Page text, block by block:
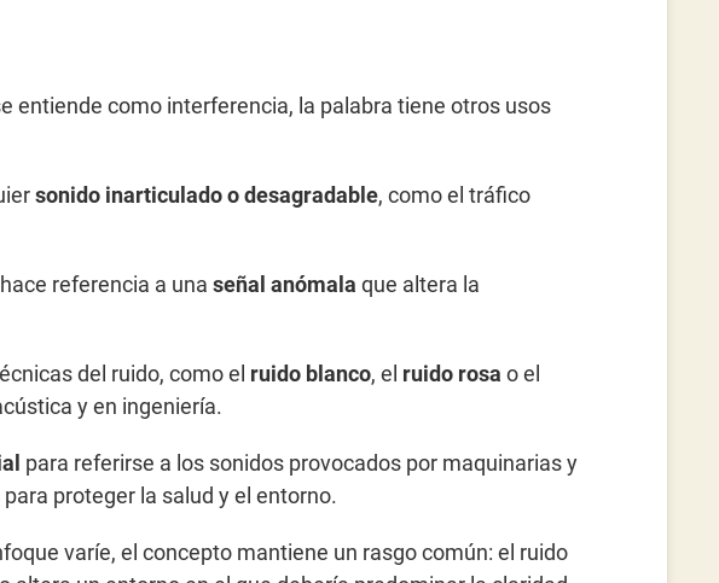
entiende como interferencia, la palabra tiene otros usos
sonido inarticulado o desagradable, como el tráfico
referencia a una señal anómala que altera la
del ruido, como el ruido blanco, el ruido rosa o el
y en ingeniería.
para referirse a los sonidos provocados por maquinarias y
proteger la salud y el entorno.
varíe, el concepto mantiene un rasgo común: el ruido